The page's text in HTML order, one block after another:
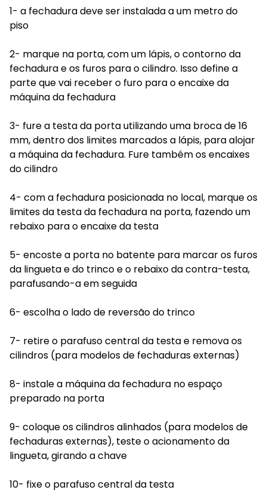
1- a fechadura deve ser instalada a um metro do
piso
2- marque na porta, com um lápis, o contorno da
fechadura e os furos para o cilindro. Isso define a
parte que vai receber o furo para o encaixe da
máquina da fechadura
3- fure a testa da porta utilizando uma broca de 16
mm, dentro dos limites marcados a lápis, para alojar
a máquina da fechadura. Fure também os encaixes
do cilindro
4- com a fechadura posicionada no local, marque os
limites da testa da fechadura na porta, fazendo um
rebaixo para o encaixe da testa
5- encoste a porta no batente para marcar os furos
da lingueta e do trinco e o rebaixo da contra-testa,
parafusando-a em seguida
6- escolha o lado de reversão do trinco
7- retire o parafuso central da testa e remova os
cilindros (para modelos de fechaduras externas)
8- instale a máquina da fechadura no espaço
preparado na porta
9- coloque os cilindros alinhados (para modelos de
fechaduras externas), teste o acionamento da
lingueta, girando a chave
10- fixe o parafuso central da testa